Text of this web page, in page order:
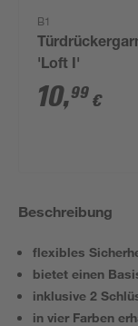
B1
'Loft I'
10,99 €
Beschreibung
flexibles
bietet einen
inklusive 2
in vier Farben